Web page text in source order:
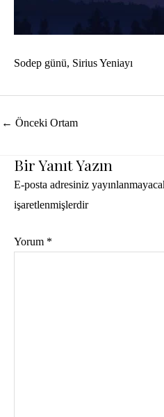
Sodep günü, Sirius Yeniayı
Yazı
← Önceki Ortam
Bir Yanıt Yazın
E-posta adresiniz
işaretlenmişlerdir
Yorum *